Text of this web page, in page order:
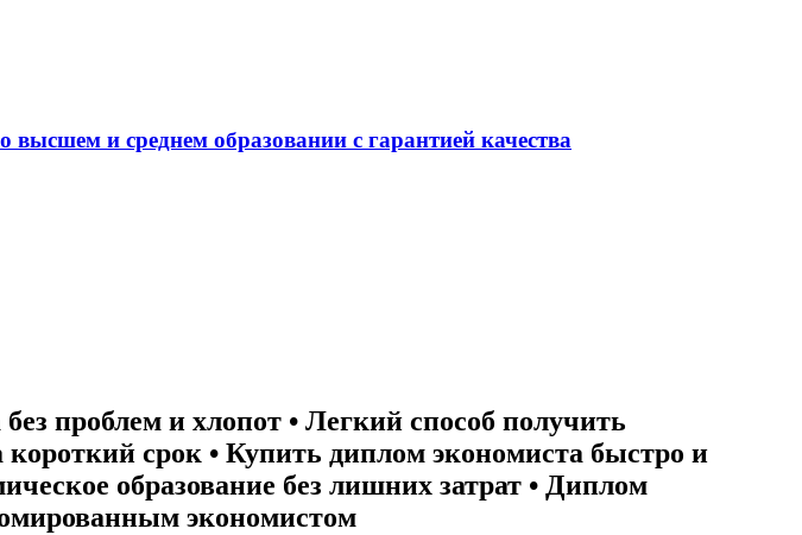
и среднем образовании с гарантией качества
проблем и хлопот • Легкий способ получить
короткий срок • Купить диплом экономиста быстро и
образование без лишних затрат • Диплом
экономистом